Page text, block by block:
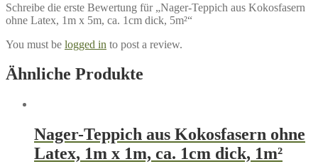
Schreibe die erste Bewertung für „Nager-Teppich aus Kokosfasern
ohne Latex, 1m x 5m, ca. 1cm dick, 5m²“
You must be logged in to post a review.
Ähnliche Produkte
Nager-Teppich aus Kokosfasern ohne
Latex, 1m x 1m, ca. 1cm dick, 1m²